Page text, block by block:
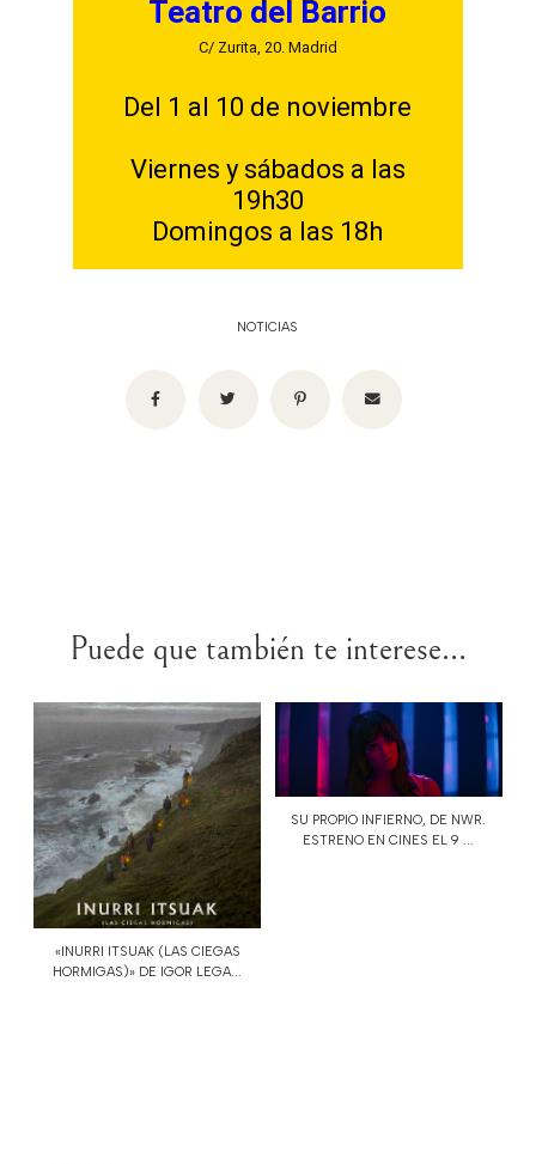
Teatro del Barrio
C/ Zurita, 20. Madrid
Del 1 al 10 de noviembre
Viernes y sábados a las
19h30
Domingos a las 18h
NOTICIAS
Puede que también te interese...
«INURRI ITSUAK (LAS CIEGAS
HORMIGAS)» DE IGOR LEGA...
SU PROPIO INFIERNO, DE NWR.
ESTRENO EN CINES EL 9 ...